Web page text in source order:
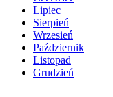
Lipiec
Sierpień
Wrzesień
Październik
Listopad
Grudzień